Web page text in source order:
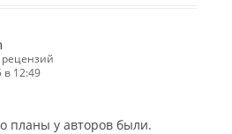
рецензий
в 12:49
планы у авторов были.